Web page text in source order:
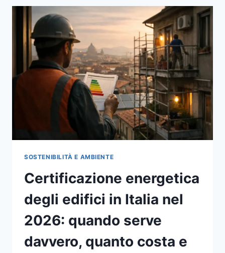
NEL
LE
PIANTE
PIÙ
FACILI
DA
COLTIVARE
IN
CITTÀ,
SOLE
PIENO
MEZZ’OMBRA
SOSTENIBILITÀ E AMBIENTE
Certificazione energetica
degli edifici in Italia nel
2026: quando serve
davvero, quanto costa e